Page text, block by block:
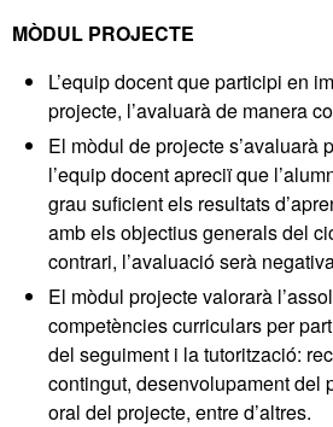
MÒDUL PROJECTE
L’equip docent que participi en
projecte, l’avaluarà de manera
El mòdul de projecte s’avaluarà
l’equip docent apreciï que
grau suficient els resultats
amb els objectius generals del
contrari, l’avaluació serà
El mòdul projecte valorarà
competències curriculars per
del seguiment i la tutorització:
contingut, desenvolupament del
oral del projecte, entre d’altres.